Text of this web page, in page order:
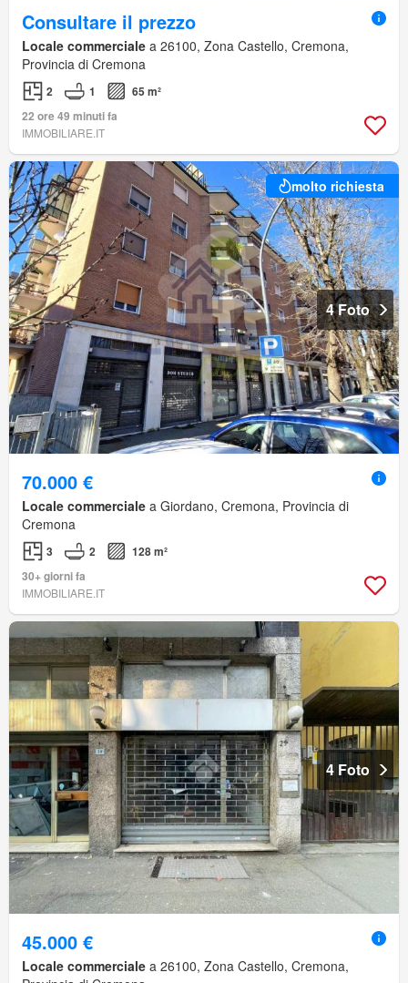
Consultare il prezzo
Locale commerciale a 26100, Zona Castello, Cremona,
Provincia di Cremona
2 1
65 m²
22 ore 49 minuti fa
IMMOBILIARE.IT
molto richiesta
4 Foto
70.000 €
Locale commerciale a Giordano, Cremona, Provincia di
Cremona
3 2
128 m²
30+ giorni fa
IMMOBILIARE.IT
4 Foto
45.000 €
Locale commerciale a 26100, Zona Castello, Cremona,